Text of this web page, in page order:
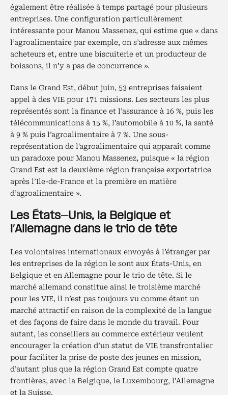
également être réalisée à temps partagé pour plusieurs
entreprises. Une configuration particulièrement
intéressante pour Manou Massenez, qui estime que « dans
l’agroalimentaire par exemple, on s’adresse aux mêmes
acheteurs et, entre une biscuiterie et un producteur de
boissons, il n’y a pas de concurrence ».
Dans le Grand Est, début juin, 53 entreprises faisaient
appel à des VIE pour 171 missions. Les secteurs les plus
représentés sont la finance et l’assurance à 16 %, puis les
télécommunications à 15 %, l’automobile à 10 %, la santé
à 9 % puis l’agroalimentaire à 7 %. Une sous-
représentation de l'agroalimentaire qui apparaît comme
un paradoxe pour Manou Massenez, puisque « la région
Grand Est est la deuxième région française exportatrice
après l’Ile-de-France et la première en matière
d’agroalimentaire ».
Les États-Unis, la Belgique et
l’Allemagne dans le trio de tête
Les volontaires internationaux envoyés à l’étranger par
les entreprises de la région le sont aux États-Unis, en
Belgique et en Allemagne pour le trio de tête. Si le
marché allemand constitue ainsi le troisième marché
pour les VIE, il n’est pas toujours vu comme étant un
marché attractif en raison de la complexité de la langue
et des façons de faire dans le monde du travail. Pour
autant, les conseillers au commerce extérieur veulent
encourager la création d’un statut de VIE transfrontalier
pour faciliter la prise de poste des jeunes en mission,
d’autant plus que la région Grand Est compte quatre
frontières, avec la Belgique, le Luxembourg, l’Allemagne
et la Suisse.